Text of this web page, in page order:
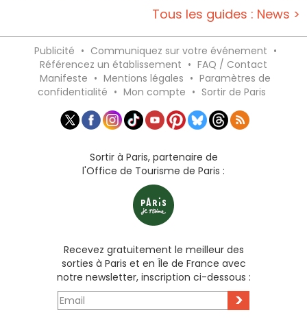
Tous les guides : News >
Publicité • Communiquez sur votre événement •
Référencez un établissement • FAQ / Contact
Manifeste • Mentions légales • Paramètres de
confidentialité • Mon compte • Sortir de Paris
Sortir à Paris, partenaire de
l'Office de Tourisme de Paris :
Recevez gratuitement le meilleur des
sorties à Paris et en Île de France avec
notre newsletter, inscription ci-dessous :
>